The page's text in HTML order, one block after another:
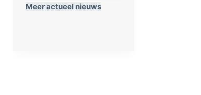
Meer actueel nieuws